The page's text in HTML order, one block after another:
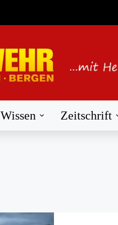
Wissen Zeitschrift